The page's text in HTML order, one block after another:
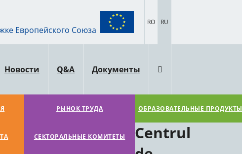
Европейского Союза
RO RU
Новости Q&A Документы
РЫНОК ТРУДА
СЕКТОРАЛЬНЫЕ КОМИТЕТЫ
ОБРАЗОВАТЕЛЬНЫЕ ПРОДУКТЫ
Centrul